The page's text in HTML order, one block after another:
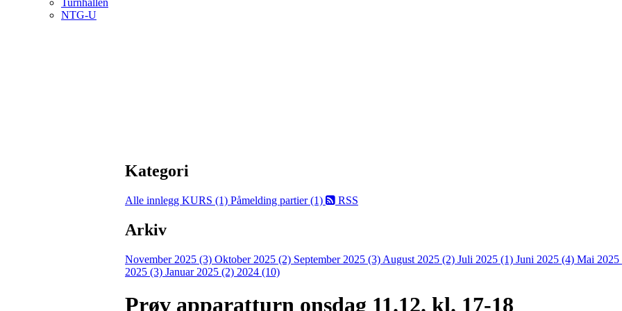
Turnhallen
NTG-U
Kategori
Alle innlegg KURS (1) Påmelding partier (1) RSS
Arkiv
November 2025 (3) Oktober 2025 (2) September 2025 (3) August 2025 (2) Juli 2025 (1) Juni 2025 (4) Mai 2025
2025 (3) Januar 2025 (2) 2024 (10)
Prøv apparatturn onsdag 11.12. kl. 17-18